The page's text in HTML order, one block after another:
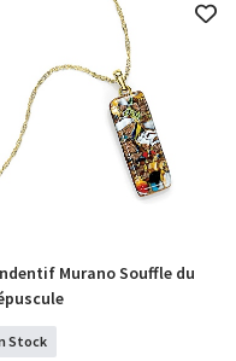
COMMANDER
Murano Souffle du
Stock